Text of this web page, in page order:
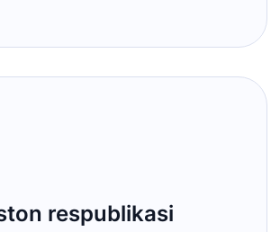
respublikasi